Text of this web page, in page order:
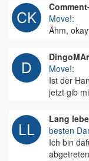
Move!:
Ähm,
Move!:
Ist der
jetzt gib
Lang
besten
Ich bin